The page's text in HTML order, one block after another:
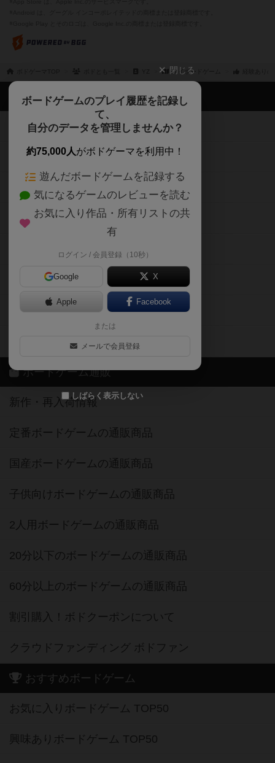
マイボードゲーム
閉じる
ボードゲームのプレイ履歴を記録し
て、
自分のデータを管理しませんか？
約75,000人がボドゲーマを利用中！
遊んだボードゲームを記録する
気になるゲームのレビューを読む
お気に入り作品・所有リストの共
有
ログイン / 会員登録（10秒）
Google X
Apple Facebook
または
メールで会員登録
しばらく表示しない
ボドゲーマTOP
ボードゲームを検索する
ボードゲームの新着レビュー
ボードゲーム会情報
メカニクス特集
掲示板・トピックス
ボドとも・会員一覧
ボードゲーム業界コラム
ボドゲーマご利用案内
ボードゲーム通販
新作・再入荷情報
定番ボードゲームの通販商品
国産ボードゲームの通販商品
子供向けボードゲームの通販商品
2人用ボードゲームの通販商品
20分以下のボードゲームの通販商品
60分以上のボードゲームの通販商品
割引購入！ボドクーポンについて
クラウドファンディング ボドファン
おすすめボードゲーム
お気に入りボードゲーム TOP50
興味ありボードゲーム TOP50